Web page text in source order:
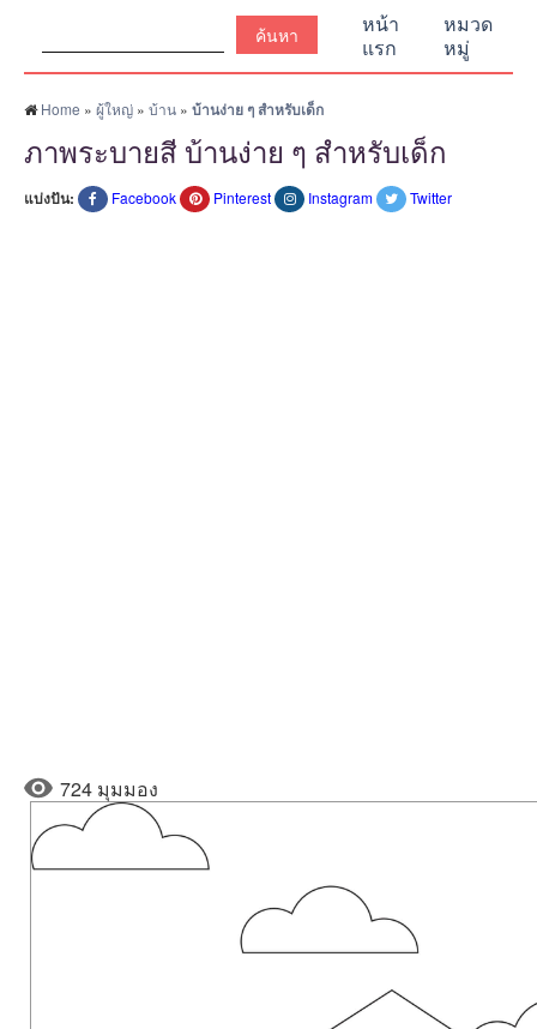
หน้า
แรก
หมวด
หมู่
Home » ผู้ใหญ่ » บ้าน » บ้านง่าย ๆ สำหรับเด็ก
ภาพระบายสี บ้านง่าย ๆ สำหรับเด็ก
แบ่งปัน: Facebook Pinterest Instagram Twitter
724 มุมมอง